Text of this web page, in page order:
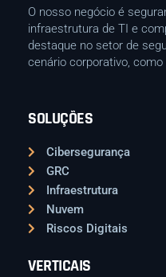
O nosso negócio é
infraestrutura de TI e
destaque no setor de
cenário corporativo,
SOLUÇÕES
Cibersegurança
GRC
Infraestrutura
Nuvem
Riscos Digitais
VERTICAIS